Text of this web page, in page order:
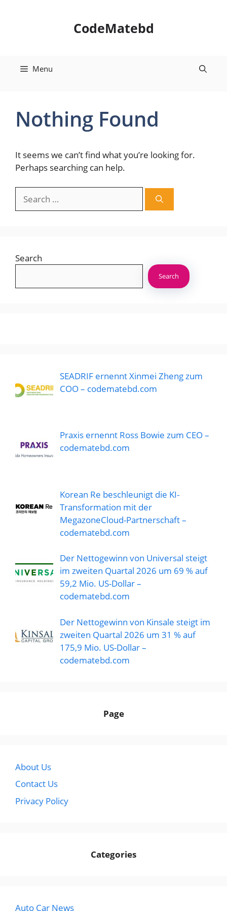
CodeMatebd
Menu
Nothing Found
It seems we can’t find what you’re looking for.
Perhaps searching can help.
for:
Search
Search
SEADRIF ernennt Xinmei Zheng zum
COO – codematebd.com
Praxis ernennt Ross Bowie zum CEO –
codematebd.com
Korean Re beschleunigt die KI-
Transformation mit der
MegazoneCloud-Partnerschaft –
codematebd.com
Der Nettogewinn von Universal steigt
im zweiten Quartal 2026 um 69 % auf
59,2 Mio. US-Dollar –
codematebd.com
Der Nettogewinn von Kinsale steigt im
zweiten Quartal 2026 um 31 % auf
175,9 Mio. US-Dollar –
codematebd.com
Page
About Us
Contact Us
Privacy Policy
Categories
Auto Car News